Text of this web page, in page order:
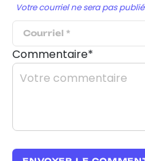
Votre courriel ne sera pas publié
Commentaire*